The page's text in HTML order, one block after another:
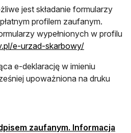
jest składanie formularzy
profilem zaufanym.
wypełnionych w profilu
e-urzad-skarbowy/otwiera się
e-deklarację w imieniu
upoważniona na druku
zaufanym. Informacja